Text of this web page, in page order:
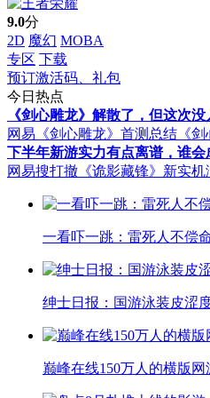
9.0分
2D 魔幻 MOBA
专区 下载
预订激活码、礼包
今日热点
《剑心雕龙》解散了，但这次
网易《剑心雕龙》首测总结 《
下半年新游实力有点离谱，谁会
网易搜打撤《诡影藏锋》新实机
一看吓一跳：雷死人不偿
绅士日报：国游泳装皮涩
巅峰在线150万人的横版